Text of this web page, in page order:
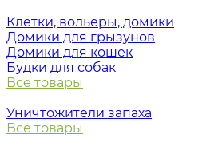
Клетки, вольеры, домики
Домики для грызунов
Домики для кошек
Будки для собак
Все товары
Уничтожители запаха
Все товары